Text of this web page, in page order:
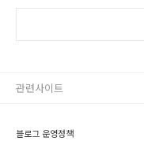
함께 만세 크게 외치기, OX 퀴즈
역사관에서는 태극기와 ..
블로그 운영정책
관련사이트